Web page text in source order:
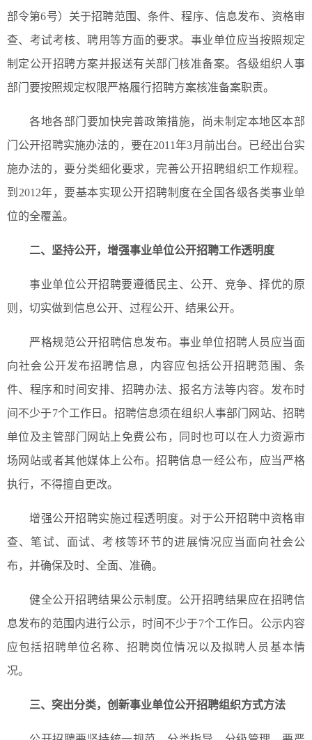
部令第6号）关于招聘范围、条件、程序、信息发布、资格审
查、考试考核、聘用等方面的要求。事业单位应当按照规定
制定公开招聘方案并报送有关部门核准备案。各级组织人事
部门要按照规定权限严格履行招聘方案核准备案职责。
各地各部门要加快完善政策措施，尚未制定本地区本部
门公开招聘实施办法的，要在2011年3月前出台。已经出台实
施办法的，要分类细化要求，完善公开招聘组织工作规程。
到2012年，要基本实现公开招聘制度在全国各级各类事业单
位的全覆盖。
二、坚持公开，增强事业单位公开招聘工作透明度
事业单位公开招聘要遵循民主、公开、竞争、择优的原
则，切实做到信息公开、过程公开、结果公开。
严格规范公开招聘信息发布。事业单位招聘人员应当面
向社会公开发布招聘信息，内容应包括公开招聘范围、条
件、程序和时间安排、招聘办法、报名方法等内容。发布时
间不少于7个工作日。招聘信息须在组织人事部门网站、招聘
单位及主管部门网站上免费公布，同时也可以在人力资源市
场网站或者其他媒体上公布。招聘信息一经公布，应当严格
执行，不得擅自更改。
增强公开招聘实施过程透明度。对于公开招聘中资格审
查、笔试、面试、考核等环节的进展情况应当面向社会公
布，并确保及时、全面、准确。
健全公开招聘结果公示制度。公开招聘结果应在招聘信
息发布的范围内进行公示，时间不少于7个工作日。公示内容
应包括招聘单位名称、招聘岗位情况以及拟聘人员基本情
况。
三、 突出分类，创新事业单位公开招聘组织方式方法